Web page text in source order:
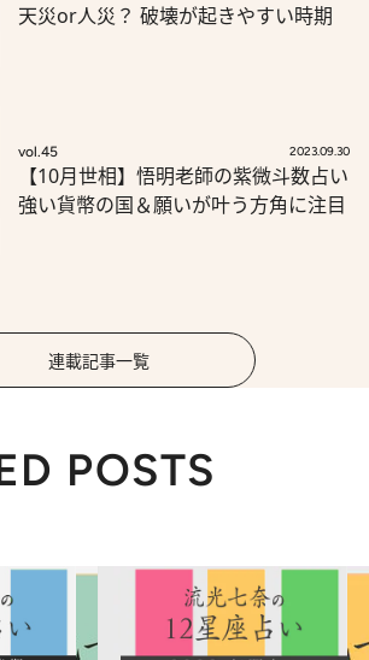
天災or人災？ 破壊が起きやすい時期
vol.45 2023.09.30
【10月世相】悟明老師の紫微斗数占い
強い貨幣の国＆願いが叶う方角に注目
連載記事一覧
POSTS